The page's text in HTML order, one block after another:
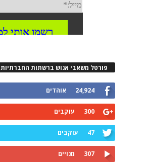
פורטל משאבי אנוש ברשתות החברתיות
24,924 אוהדים
300 עוקבים
47 עוקבים
307 מנויים